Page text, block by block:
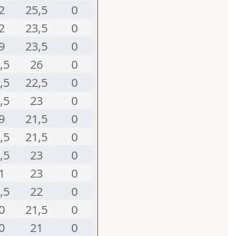
25,5
0
23,5
0
23,5
0
26
0
22,5
0
23
0
21,5
0
21,5
0
23
0
23
0
22
0
21,5
0
21
0